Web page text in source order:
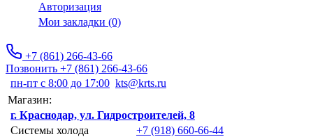
Авторизация
Мои закладки (0)
+7 (861) 266-43-66
Позвонить +7 (861) 266-43-66
пн-пт с 8:00 до 17:00 kts@krts.ru
Магазин:
г. Краснодар, ул. Гидростроителей, 8
Системы холода
+7 (918) 660-66-44